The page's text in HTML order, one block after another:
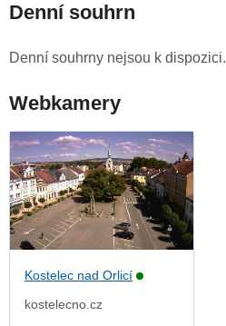
Denní souhrn
Denní souhrny nejsou k dispozici.
Webkamery
Kostelec nad Orlicí
kostelecno.cz